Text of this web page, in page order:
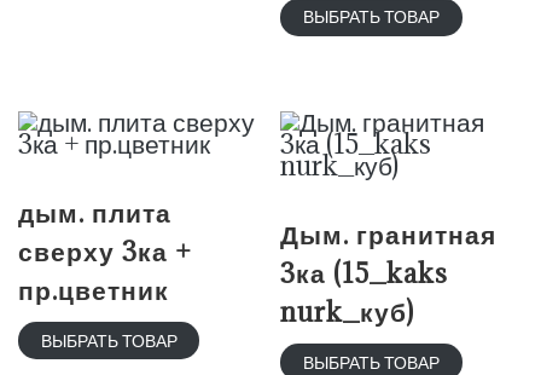
ВЫБРАТЬ ТОВАР
дым. плита
сверху 3ка +
пр.цветник
ВЫБРАТЬ ТОВАР
Дым. гранитная
3ка (15_kaks
nurk_куб)
ВЫБРАТЬ ТОВАР